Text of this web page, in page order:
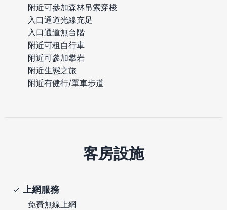
附近可參加森林吊索穿梭
入口通道光線充足
入口通道無台階
附近可租自行車
附近可參加攀岩
附近生態之旅
附近有健行/單車步道
客房設施
上網服務
免費無線上網